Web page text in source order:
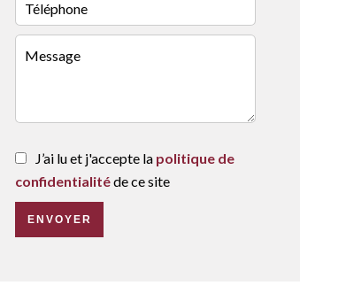
J’ai lu et j'accepte la politique de
confidentialitéde ce site
ENVOYER